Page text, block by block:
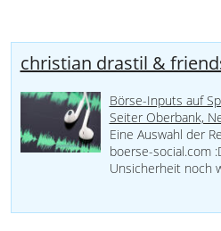
christian drastil &
Börse-Inputs auf
Seiter Oberbank,
Eine Auswahl der
boerse-social.com
Unsicherheit noch